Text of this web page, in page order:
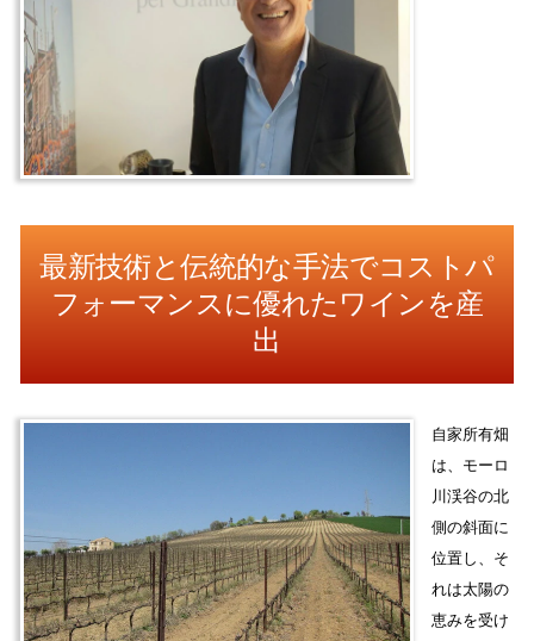
最新技術と伝統的な手法でコストパ
フォーマンスに優れたワインを産
出
自家所有畑
は、モーロ
川渓谷の北
側の斜面に
位置し、そ
れは太陽の
恵みを受け